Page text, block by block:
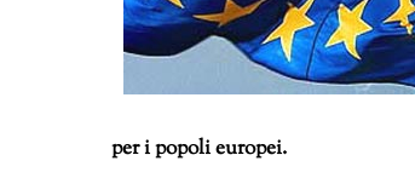
per i popoli europei.